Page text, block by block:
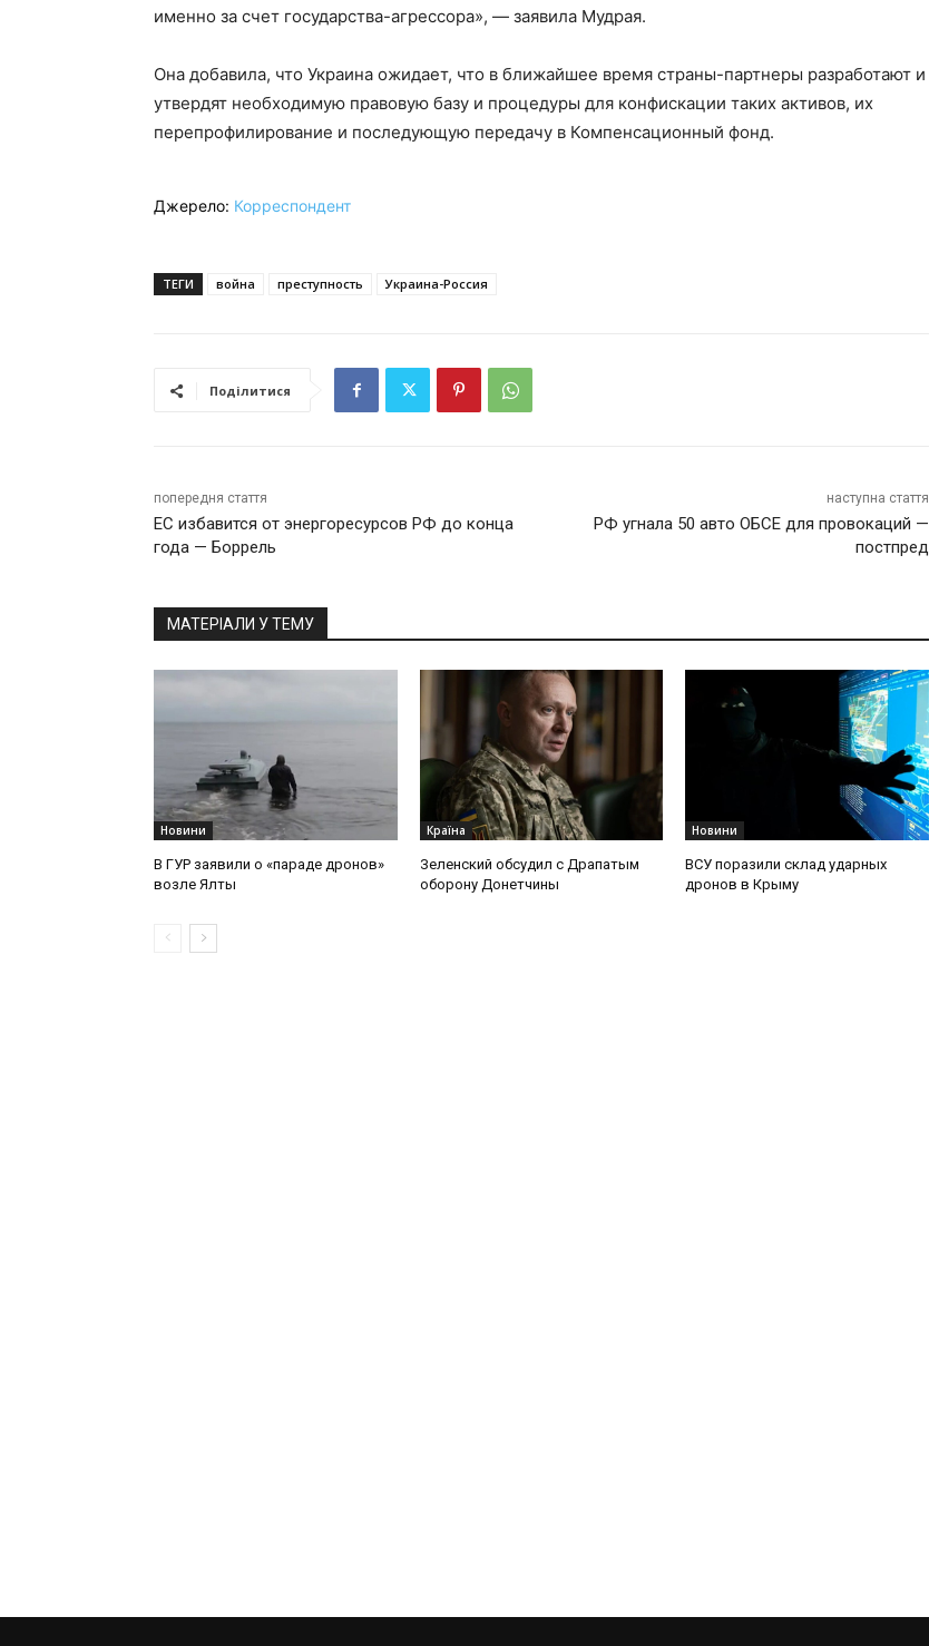
именно за счет государства-агрессора», — заявила Мудрая.
Она добавила, что Украина ожидает, что в ближайшее время страны-партнеры разработают и
утвердят необходимую правовую базу и процедуры для конфискации таких активов, их
перепрофилирование и последующую передачу в Компенсационный фонд.
Джерело: Корреспондент
ТЕГИ война преступность Украина-Россия
Поділитися
попередня стаття
ЕС избавится от энергоресурсов РФ до конца
года — Боррель
наступна стаття
РФ угнала 50 авто ОБСЕ для провокаций —
постпред
МАТЕРІАЛИ У ТЕМУ
Новини
В ГУР заявили о «параде дронов»
возле Ялты
Країна
Зеленский обсудил с Драпатым
оборону Донетчины
Новини
ВСУ поразили склад ударных
дронов в Крыму